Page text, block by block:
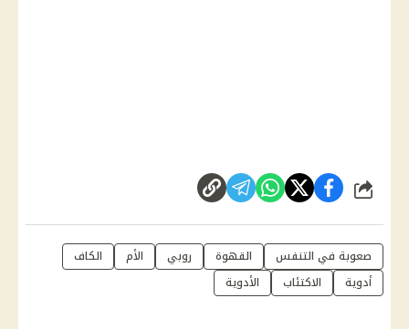
شارك
صعوبة في التنفس القهوة روبي الأم
الكاف
أدوية
الاكتئاب الأدوية